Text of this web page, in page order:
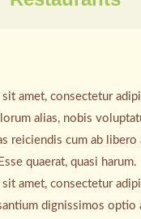
amet, consectetur
alias, nobis
reiciendis cum ab libero
quaerat, quasi harum.
amet, consectetur
dignissimos optio